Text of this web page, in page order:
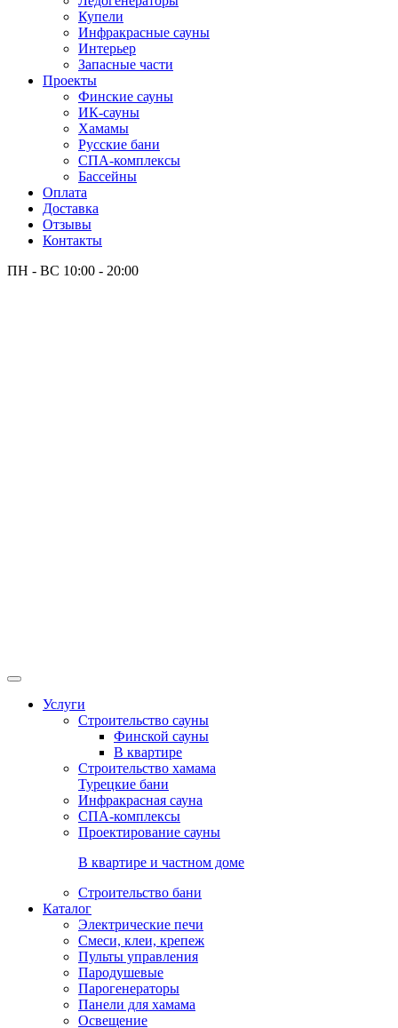
Купели
Инфракрасные сауны
Интерьер
Запасные части
Проекты
Финские сауны
ИК-сауны
Хамамы
Русские бани
СПА-комплексы
Бассейны
Оплата
Доставка
Отзывы
Контакты
ПН - ВС 10:00 - 20:00
Услуги
Строительство сауны
Финской сауны
В квартире
Строительство хамама
Турецкие бани
Инфракрасная сауна
СПА-комплексы
Проектирование сауны
В квартире и частном доме
Строительство бани
Каталог
Электрические печи
Смеси, клеи, крепеж
Пульты управления
Пародушевые
Парогенераторы
Панели для хамама
Освещение